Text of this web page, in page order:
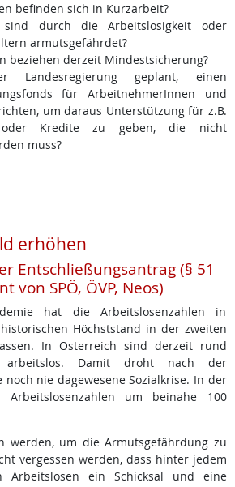
befinden sich in Kurzarbeit?
sind durch die Arbeitslosigkeit oder
armutsgefährdet?
beziehen derzeit Mindestsicherung?
Landesregierung geplant, einen
für ArbeitnehmerInnen und
um daraus Unterstützung für z.B.
oder Kredite zu geben, die nicht
muss?
erhöhen
Entschließungsantrag (§ 51
von SPÖ, ÖVP, Neos)
hat die Arbeitslosenzahlen in
Höchststand in der zweiten
In Österreich sind derzeit rund
arbeitslos. Damit droht nach der
noch nie dagewesene Sozialkrise. In der
um beinahe 100
werden, um die Armutsgefährdung zu
vergessen werden, dass hinter jedem
Arbeitslosen ein Schicksal und eine